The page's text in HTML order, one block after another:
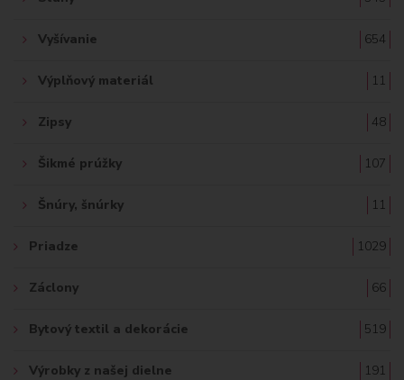
Vyšívanie 654
Výplňový materiál 11
Zipsy 48
Šikmé prúžky 107
Šnúry, šnúrky 11
Priadze 1029
Záclony 66
Bytový textil a dekorácie 519
Výrobky z našej dielne 191